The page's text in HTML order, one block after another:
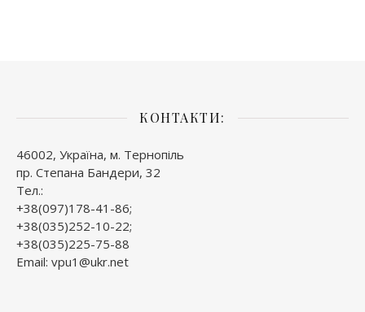
КОНТАКТИ:
46002, Україна, м. Тернопіль
пр. Степана Бандери, 32
Тел.:
+38(097)178-41-86;
+38(035)252-10-22;
+38(035)225-75-88
Email: vpu1@ukr.net